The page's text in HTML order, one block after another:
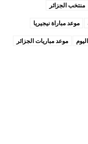
منتخب الجزائر
موعد مباراة نيجيريا
موعد مباريات الجزائر